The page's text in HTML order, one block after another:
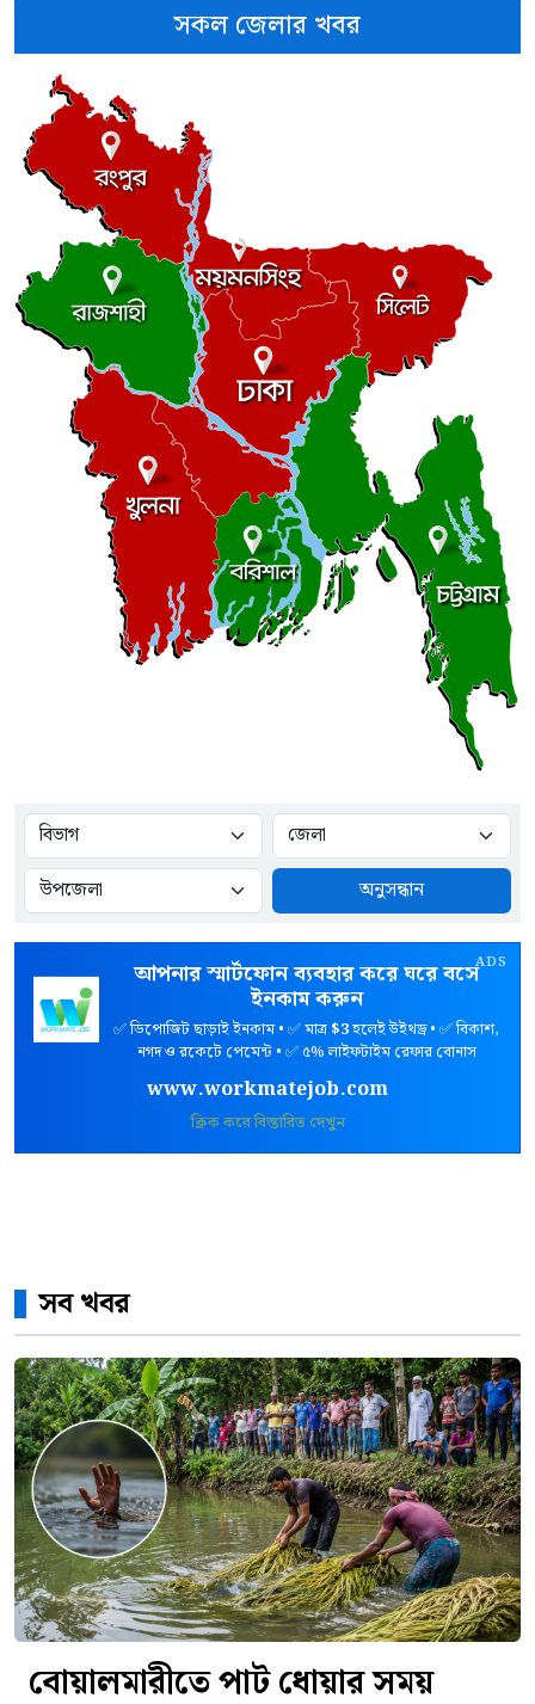
সকল জেলার খবর
অনুসন্ধান
ADS
আপনার স্মার্টফোন ব্যবহার করে ঘরে বসে
ইনকাম করুন
✅ ডিপোজিট ছাড়াই ইনকাম • ✅ মাত্র$3হলেই উইথড্র • ✅ বিকাশ,
নগদ ও রকেটে পেমেন্ট • ✅ ৫% লাইফটাইম রেফার বোনাস
www.workmatejob.com
ক্লিক করে বিস্তারিত দেখুন
সব খবর
বোয়ালমারীতে পাট ধোয়ার সময়